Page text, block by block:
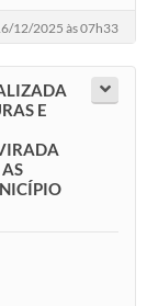
12/2025 às 07h33
E